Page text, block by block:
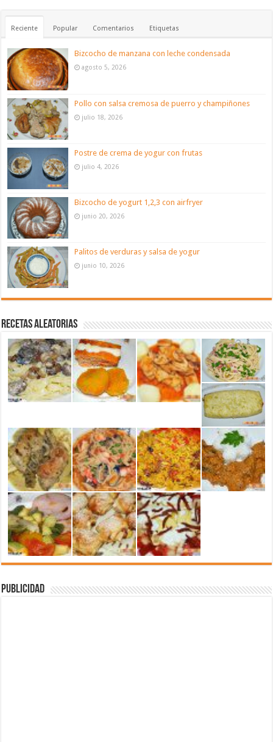
Reciente Popular Comentarios Etiquetas
Bizcocho de manzana con leche condensada
agosto 5, 2026
Pollo con salsa cremosa de puerro y champiñones
julio 18, 2026
Postre de crema de yogur con frutas
julio 4, 2026
Bizcocho de yogurt 1,2,3 con airfryer
junio 20, 2026
Palitos de verduras y salsa de yogur
junio 10, 2026
Recetas aleatorias
Publicidad